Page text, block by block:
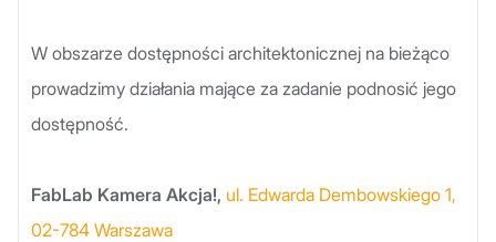
W obszarze dostępności architektonicznej na bieżąco
prowadzimy działania mające za zadanie podnosić jego
dostępność.
FabLab Kamera Akcja!, ul. Edwarda Dembowskiego 1,
02-784 Warszawa